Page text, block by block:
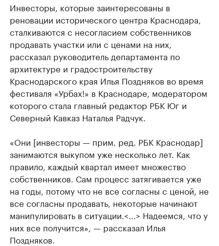
Инвесторы, которые заинтересованы в
реновации исторического центра Краснодара,
сталкиваются с несогласием собственников
продавать участки или с ценами на них,
рассказал руководитель департамента по
архитектуре и градостроительству
Краснодарского края Илья Поздняков во время
фестиваля «Урбах!» в Краснодаре, модератором
которого стала главный редактор РБК Юг и
Северный Кавказ Наталья Радчук.
«Они [инвесторы — прим. ред. РБК Краснодар]
занимаются выкупом уже несколько лет. Как
правило, каждый квартал имеет множество
собственников. Сам процесс затягивается уже
на годы, потому что не все согласны с ценой, не
все согласны продавать, некоторые начинают
манипулировать в ситуации.<...> Надеемся, что у
них все получится», — рассказал Илья
Поздняков.